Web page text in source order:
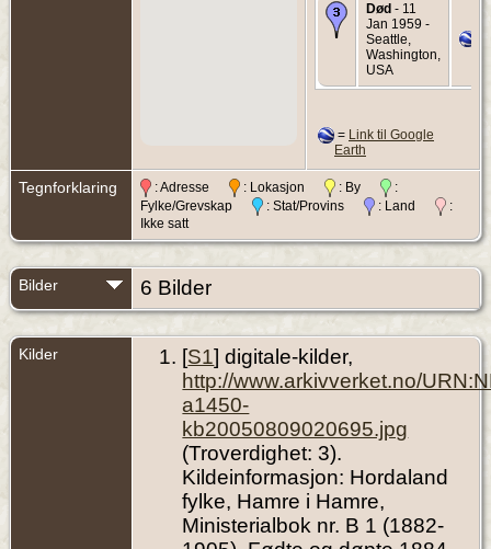
Død - 11
Jan 1959 -
Seattle,
Washington,
USA
= Link til Google
Earth
Tegnforklaring : Adresse : Lokasjon : By
:
Fylke/Grevskap
: Stat/Provins : Land
:
Ikke satt
Bilder 6 Bilder
Kilder [S1] digitale-kilder,
http://www.arkivverket.no/
a1450-
kb20050809020695.jpg
(Troverdighet: 3).
Kildeinformasjon: Hordaland
fylke, Hamre i Hamre,
Ministerialbok nr. B 1 (1882-